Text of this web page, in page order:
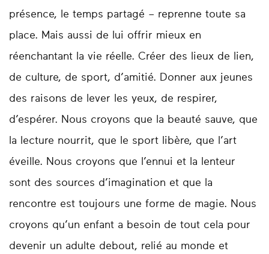
présence, le temps partagé – reprenne toute sa
place. Mais aussi de lui offrir mieux en
réenchantant la vie réelle. Créer des lieux de lien,
de culture, de sport, d’amitié. Donner aux jeunes
des raisons de lever les yeux, de respirer,
d’espérer. Nous croyons que la beauté sauve, que
la lecture nourrit, que le sport libère, que l’art
éveille. Nous croyons que l’ennui et la lenteur
sont des sources d’imagination et que la
rencontre est toujours une forme de magie. Nous
croyons qu’un enfant a besoin de tout cela pour
devenir un adulte debout, relié au monde et